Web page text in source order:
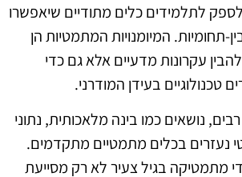
לתלמידים כלים מתודיים שיאפשרו
תחומיות. המיומנויות המתמטיות הן
עקרונות מדעיים אלא גם כדי
בעידן המודרני.
נושאים כמו בינה מלאכותית, נתוני
נעזרים בכלים מתמטיים מתקדמים.
מתמטיקה בגיל צעיר לא רק מסייעת